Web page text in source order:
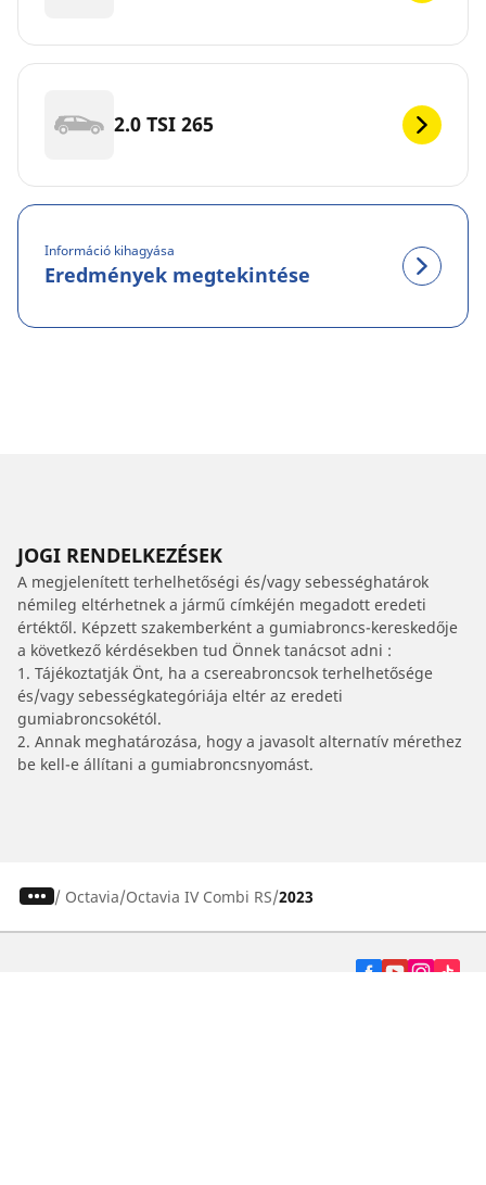
2.0 TSI 265
Információ kihagyása
Eredmények megtekintése
JOGI RENDELKEZÉSEK
A megjelenített terhelhetőségi és/vagy sebességhatárok
némileg eltérhetnek a jármű címkéjén megadott eredeti
értéktől. Képzett szakemberként a gumiabroncs-kereskedője
a következő kérdésekben tud Önnek tanácsot adni :
1. Tájékoztatják Önt, ha a csereabroncsok terhelhetősége
és/vagy sebességkategóriája eltér az eredeti
gumiabroncsokétól.
2. Annak meghatározása, hogy a javasolt alternatív mérethez
be kell-e állítani a gumiabroncsnyomást.
/ Octavia Octavia IV Combi RS 2023